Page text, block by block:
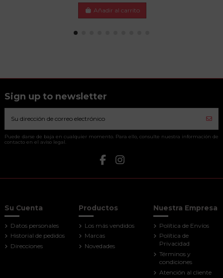
Añadir al carrito
Sign up to newsletter
Puede darse de baja en cualquier momento. Para ello, consulte nuestra información de
contacto en el aviso legal.
Su Cuenta
Datos personales
Historial de pedidos
Direcciones
Productos
Los más vendidos
Marcas
Novedades
Nuestra Empresa
Política de Envíos
Política de
Privacidad
Términos y
condiciones
Atención al cliente